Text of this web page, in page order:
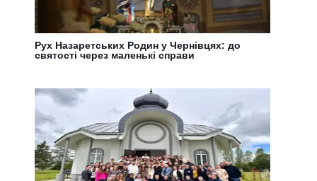
Рух Назаретських Родин у Чернівцях: до
святості через маленькі справи